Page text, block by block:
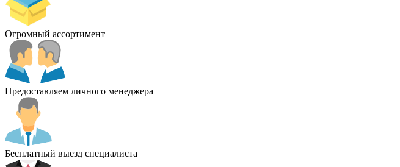
Огромный ассортимент
Предоставляем личного менеджера
Бесплатный выезд специалиста